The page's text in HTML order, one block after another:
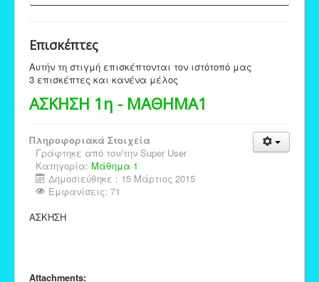
Επισκέπτες
Αυτήν τη στιγμή επισκέπτονται τον ιστότοπό μας
3 επισκέπτες και κανένα μέλος
ΑΣΚΗΣΗ 1η - ΜΑΘΗΜΑ1
Πληροφοριακά Στοιχεία
Γράφτηκε από τον/την Super User
Κατηγορία: Μάθημα 1
Δημοσιεύθηκε : 15 Μάρτιος 2015
Εμφανίσεις: 71
ΑΣΚΗΣΗ
Attachments: